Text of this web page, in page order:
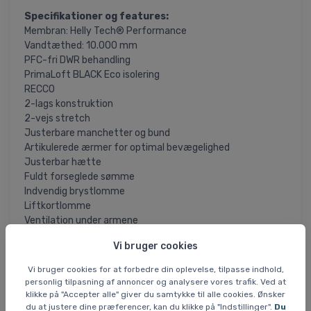
Vi bruger cookies
Vi bruger cookies for at forbedre din oplevelse, tilpasse indhold,
personlig tilpasning af annoncer og analysere vores trafik. Ved at
klikke på "Accepter alle" giver du samtykke til alle cookies. Ønsker
du at justere dine præferencer, kan du klikke på "Indstillinger". Du
Specifikationer og features:
Membran: Helly Tech® Performance
Vandtæthed: 10.000 mm
PFC-fri DWR behandling
PrimaLoft BLACK Eco isolering
RECCO
2-lags konstruktion
2-vejs stretch
Justerbare manchetter og bund
Artikulerede ærmer for optimal bevægelighed
Justerbar hætte
Fuldt forseglede sømme
Indvendig brystlomme
Liftkortlomme
Ventilation under armene
Ekstra længde bagtil
YKK®-lynlåse
Elastiske manchetter
Lifepocket